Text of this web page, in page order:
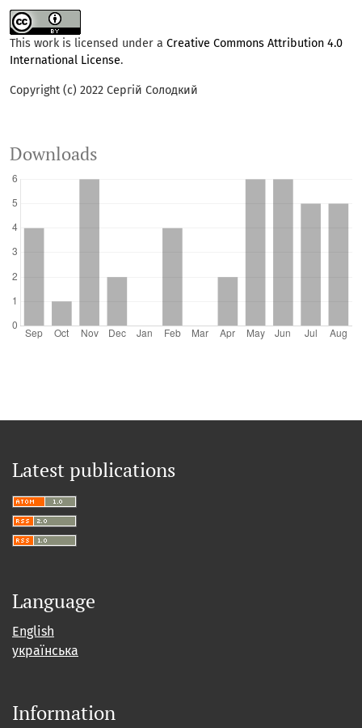
This work is licensed under a Creative Commons Attribution 4.0
International License.
Copyright (c) 2022 Сергій Солодкий
Downloads
Latest publications
Language
English
українська
Information